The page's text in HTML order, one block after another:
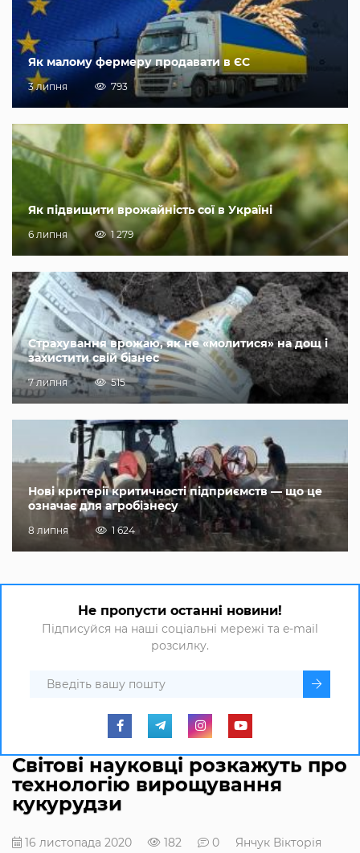
Як малому фермеру продавати в ЄС
3 липня 793
Як підвищити врожайність сої в Україні
6 липня 1 279
Страхування врожаю, як не «молитися» на дощ і
захистити свій бізнес
7 липня 515
Нові критерії критичності підприємств — що це
означає для агробізнесу
8 липня 1 624
Не пропусти останні новини!
Підписуйся на наші соціальні мережі та e-mail
розсилку.
Світові науковці розкажуть про
технологію вирощування
кукурудзи
16 листопада 2020 182 0 Янчук Вікторія